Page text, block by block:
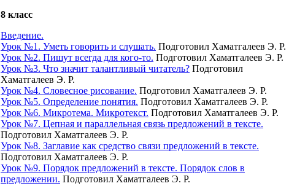
8 класс
Введение.
Урок №1. Уметь говорить и слушать. Подготовил Хаматгалеев Э. Р.
Урок №2. Пишут всегда для кого-то. Подготовил Хаматгалеев Э. Р.
Урок №3. Что значит талантливый читатель? Подготовил
Хаматгалеев Э. Р.
Урок №4. Словесное рисование. Подготовил Хаматгалеев Э. Р.
Урок №5. Определение понятия. Подготовил Хаматгалеев Э. Р.
Урок №6. Микротема. Микротекст. Подготовил Хаматгалеев Э. Р.
Урок №7. Цепная и параллельная связь предложений в тексте.
Подготовил Хаматгалеев Э. Р.
Урок №8. Заглавие как средство связи предложений в тексте.
Подготовил Хаматгалеев Э. Р.
Урок №9. Порядок предложений в тексте. Порядок слов в
предложении. Подготовил Хаматгалеев Э. Р.